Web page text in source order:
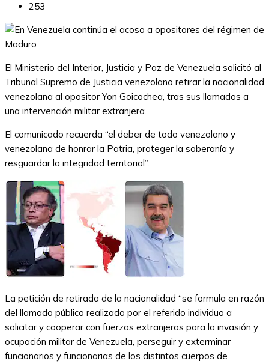
253
El Ministerio del Interior, Justicia y Paz de Venezuela solicitó al
Tribunal Supremo de Justicia venezolano retirar la nacionalidad
venezolana al opositor Yon Goicochea, tras sus llamados a
una intervención militar extranjera.
El comunicado recuerda “el deber de todo venezolano y
venezolana de honrar la Patria, proteger la soberanía y
resguardar la integridad territorial”.
La petición de retirada de la nacionalidad “se formula en razón
del llamado público realizado por el referido individuo a
solicitar y cooperar con fuerzas extranjeras para la invasión y
ocupación militar de Venezuela, perseguir y exterminar
funcionarios y funcionarias de los distintos cuerpos de